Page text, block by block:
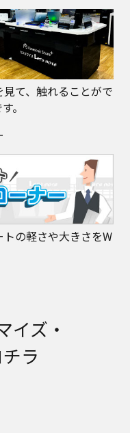
て、触れることがで
。
の軽さや大きさをW
イズ・
ラ